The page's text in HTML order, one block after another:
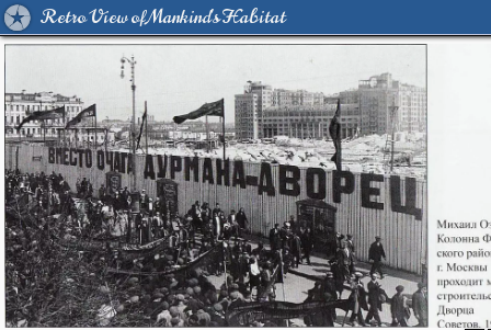
Retro View of Mankind's Habitat